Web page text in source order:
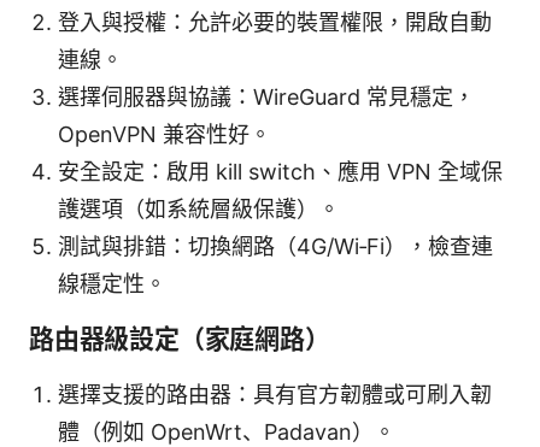
登入與授權：允許必要的裝置權限，開啟自動
連線。
選擇伺服器與協議：WireGuard 常見穩定，
OpenVPN 兼容性好。
安全設定：啟用 kill switch、應用 VPN 全域保
護選項（如系統層級保護）。
測試與排錯：切換網路（4G/Wi‑Fi），檢查連
線穩定性。
路由器級設定（家庭網路）
選擇支援的路由器：具有官方韌體或可刷入韌
體（例如 OpenWrt、Padavan）。